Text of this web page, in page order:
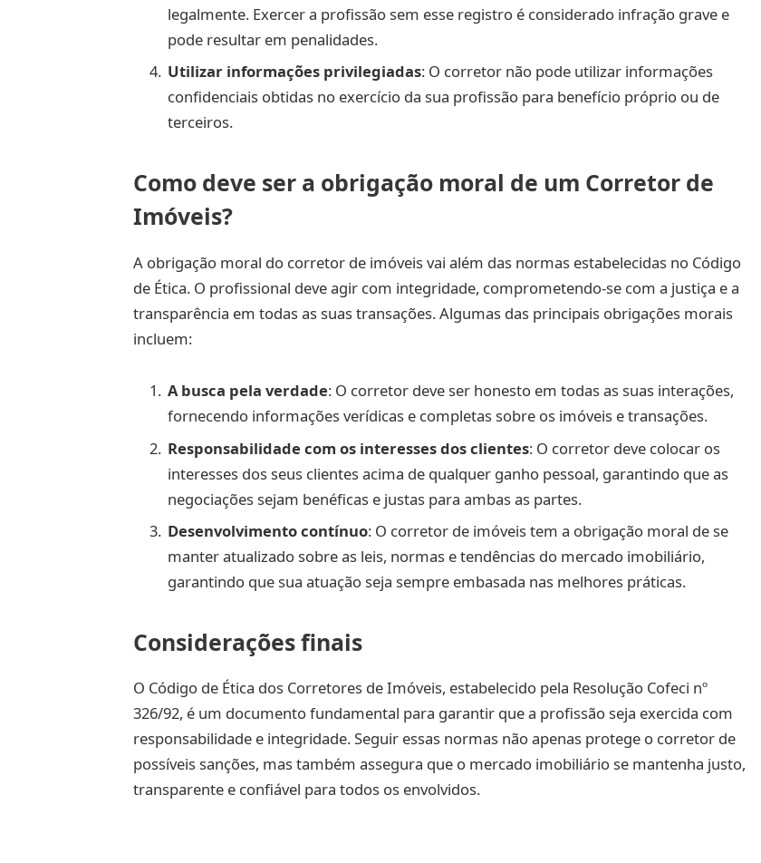
legalmente. Exercer a profissão sem esse registro é considerado infração grave e
pode resultar em penalidades.
Utilizar informações privilegiadas: O corretor não pode utilizar informações
confidenciais obtidas no exercício da sua profissão para benefício próprio ou de
terceiros.
Como deve ser a obrigação moral de um Corretor de
Imóveis?
A obrigação moral do corretor de imóveis vai além das normas estabelecidas no Código
de Ética. O profissional deve agir com integridade, comprometendo-se com a justiça e a
transparência em todas as suas transações. Algumas das principais obrigações morais
incluem:
A busca pela verdade: O corretor deve ser honesto em todas as suas interações,
fornecendo informações verídicas e completas sobre os imóveis e transações.
Responsabilidade com os interesses dos clientes: O corretor deve colocar os
interesses dos seus clientes acima de qualquer ganho pessoal, garantindo que as
negociações sejam benéficas e justas para ambas as partes.
Desenvolvimento contínuo: O corretor de imóveis tem a obrigação moral de se
manter atualizado sobre as leis, normas e tendências do mercado imobiliário,
garantindo que sua atuação seja sempre embasada nas melhores práticas.
Considerações finais
O Código de Ética dos Corretores de Imóveis, estabelecido pela Resolução Cofeci nº
326/92, é um documento fundamental para garantir que a profissão seja exercida com
responsabilidade e integridade. Seguir essas normas não apenas protege o corretor de
possíveis sanções, mas também assegura que o mercado imobiliário se mantenha justo,
transparente e confiável para todos os envolvidos.